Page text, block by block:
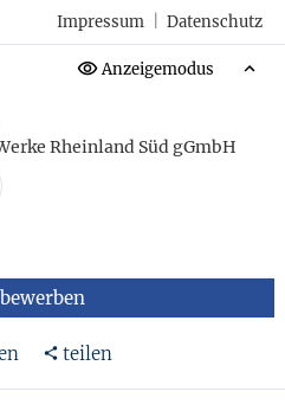
Impressum Datenschutz
Anzeigemodus
Rheinland Süd gGmbH
teilen